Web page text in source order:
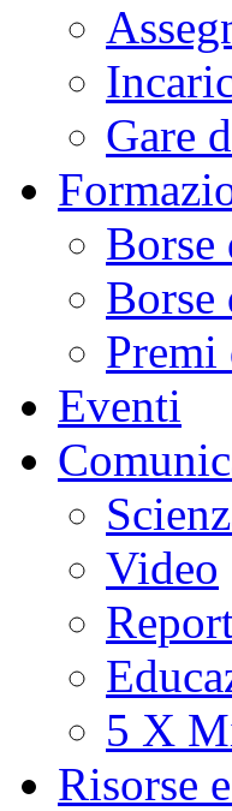
Gare
Borse
Borse
Eventi
Video
5 X
Risorse